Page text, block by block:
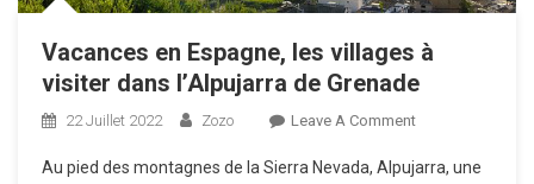
Vacances en Espagne, les villages à
visiter dans l’Alpujarra de Grenade
22 Juillet 2022 Zozo Leave A CommentOn
En
Au pied des montagnes de la Sierra Nevada, Alpujarra, une